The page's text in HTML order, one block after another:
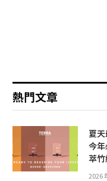
熱門文章
夏
今
萃
2026